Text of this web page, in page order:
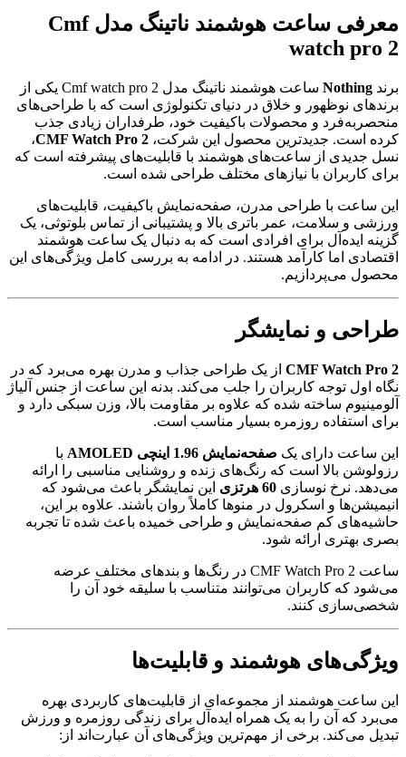
معرفی ساعت هوشمند ناتینگ مدل Cmf
watch pro 2
برند Nothing
ساعت هوشمند ناتینگ مدل Cmf watch pro 2 یکی از
برندهای نوظهور و خلاق در دنیای تکنولوژی است که با طراحی‌های
منحصربه‌فرد و محصولات باکیفیت خود، طرفداران زیادی جذب
کرده است. جدیدترین محصول این شرکت، CMF Watch Pro 2،
نسل جدیدی از ساعت‌های هوشمند با قابلیت‌های پیشرفته است که
برای کاربران با نیازهای مختلف طراحی شده است.
این ساعت با طراحی مدرن، صفحه‌نمایش باکیفیت، قابلیت‌های
ورزشی و سلامت، عمر باتری بالا و پشتیبانی از تماس بلوتوثی، یک
گزینه ایده‌آل برای افرادی است که به دنبال یک ساعت هوشمند
اقتصادی اما کارآمد هستند. در ادامه به بررسی کامل ویژگی‌های این
محصول می‌پردازیم.
طراحی و نمایشگر
CMF Watch Pro 2 از یک طراحی جذاب و مدرن بهره می‌برد که در
نگاه اول توجه کاربران را جلب می‌کند. بدنه این ساعت از جنس آلیاژ
آلومینیوم ساخته شده که علاوه بر مقاومت بالا، وزن سبکی دارد و
برای استفاده روزمره بسیار مناسب است.
این ساعت دارای یک صفحه‌نمایش 1.96 اینچی AMOLED
با
رزولوشن بالا است که رنگ‌های زنده و روشنایی مناسبی را ارائه
می‌دهد. نرخ نوسازی 60 هرتزی
این نمایشگر باعث می‌شود که
انیمیشن‌ها و اسکرول در منوها کاملاً روان باشند. علاوه بر این،
حاشیه‌های کم صفحه‌نمایش و طراحی خمیده باعث شده تا تجربه
بصری بهتری ارائه شود.
ساعت CMF Watch Pro 2 در رنگ‌ها و بندهای مختلف عرضه
می‌شود که کاربران می‌توانند متناسب با سلیقه خود آن را
شخصی‌سازی کنند.
ویژگی‌های هوشمند و قابلیت‌ها
این ساعت هوشمند از مجموعه‌ای از قابلیت‌های کاربردی بهره
می‌برد که آن را به یک همراه ایده‌آل برای زندگی روزمره و ورزش
تبدیل می‌کند. برخی از مهم‌ترین ویژگی‌های آن عبارت‌اند از: